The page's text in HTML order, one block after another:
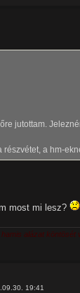
jutottam.
részvétet, a hm-
most mi lesz?
alázat
19:41